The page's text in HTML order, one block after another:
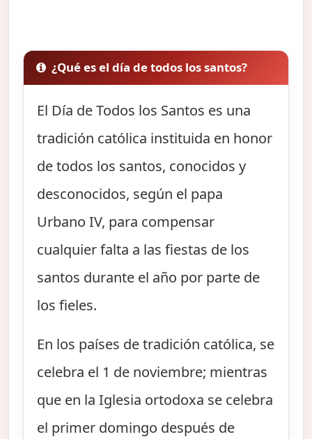
¿Qué es el día de todos los santos?
El Día de Todos los Santos es una
tradición católica instituida en honor
de todos los santos, conocidos y
desconocidos, según el papa
Urbano IV, para compensar
cualquier falta a las fiestas de los
santos durante el año por parte de
los fieles.
En los países de tradición católica, se
celebra el 1 de noviembre; mientras
que en la Iglesia ortodoxa se celebra
el primer domingo después de